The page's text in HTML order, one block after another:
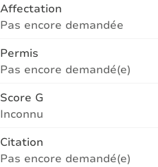
Affectation
Pas encore demandée
Permis
Pas encore demandé(e)
Score G
Inconnu
Citation
Pas encore demandé(e)